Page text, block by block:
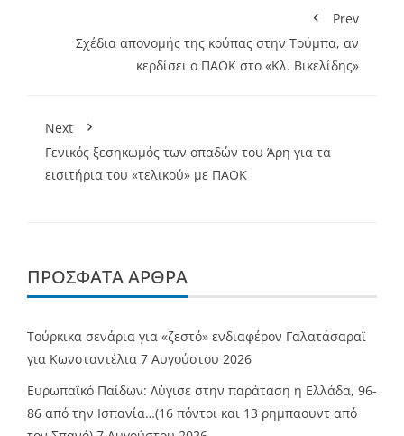
Prev
Σχέδια απονομής της κούπας στην Τούμπα, αν
κερδίσει ο ΠΑΟΚ στο «Κλ. Βικελίδης»
Next
Γενικός ξεσηκωμός των οπαδών του Άρη για τα
εισιτήρια του «τελικού» με ΠΑΟΚ
ΠΡΌΣΦΑΤΑ ΆΡΘΡΑ
Τούρκικα σενάρια για «ζεστό» ενδιαφέρον Γαλατάσαραϊ
για Κωνσταντέλια 7 Αυγούστου 2026
Ευρωπαϊκό Παίδων: Λύγισε στην παράταση η Ελλάδα, 96-
86 από την Ισπανία…(16 πόντοι και 13 ρημπαουντ από